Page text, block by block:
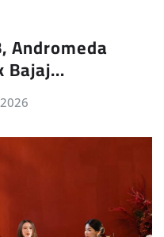
Andromeda
Bajaj…